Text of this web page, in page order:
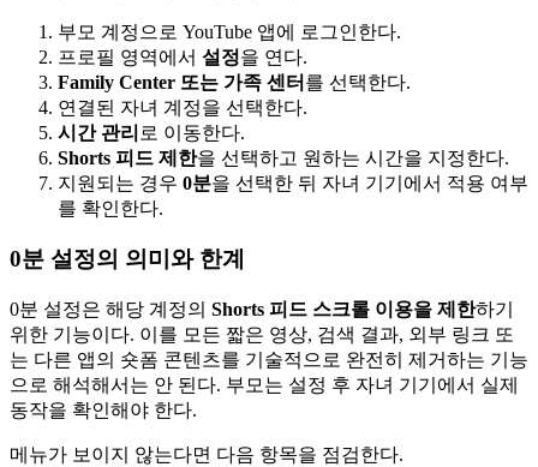
부모 계정으로 YouTube 앱에 로그인한다.
프로필 영역에서 설정을 연다.
Family Center 또는 가족 센터 를 선택한다.
연결된 자녀 계정을 선택한다.
시간 관리 로 이동한다.
Shorts 피드 제한을 선택하고 원하는 시간을 지정한다.
지원되는 경우 0분을 선택한 뒤 자녀 기기에서 적용 여부
를 확인한다.
0분 설정의 의미와 한계
0분 설정은 해당 계정의 Shorts 피드 스크롤 이용을 제한하기
위한 기능이다. 이를 모든 짧은 영상, 검색 결과, 외부 링크 또
는 다른 앱의 숏폼 콘텐츠를 기술적으로 완전히 제거하는 기능
으로 해석해서는 안 된다. 부모는 설정 후 자녀 기기에서 실제
동작을 확인해야 한다.
메뉴가 보이지 않는다면 다음 항목을 점검한다.